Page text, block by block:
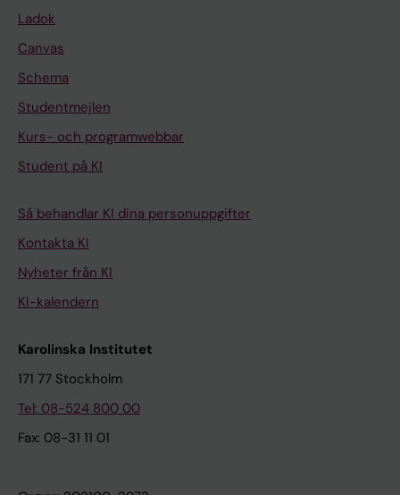
Ladok
Canvas
Schema
Studentmejlen
Kurs- och programwebbar
Student på KI
Så behandlar KI dina personuppgifter
Kontakta KI
Nyheter från KI
KI-kalendern
Karolinska Institutet
171 77 Stockholm
Tel: 08-524 800 00
Fax: 08-31 11 01